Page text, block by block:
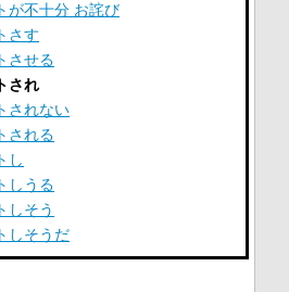
が不十分 お詫び
さす
させる
され
されない
される
し
しうる
しそう
しそうだ